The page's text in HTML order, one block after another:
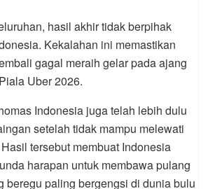
hasil akhir tidak berpihak
Kekalahan ini memastikan
gagal meraih gelar pada ajang
Uber 2026.
Indonesia juga telah lebih dulu
setelah tidak mampu melewati
tersebut membuat Indonesia
harapan untuk membawa pulang
beregu paling bergengsi di dunia bulu